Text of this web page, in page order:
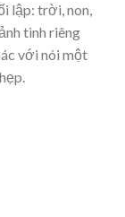
lập: trời, non,
tình riêng
với nói một